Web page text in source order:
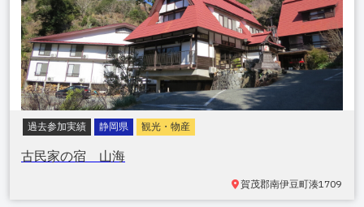
過去参加実績 静岡県 観光・物産
古民家の宿 山海
賀茂郡南伊豆町湊1709